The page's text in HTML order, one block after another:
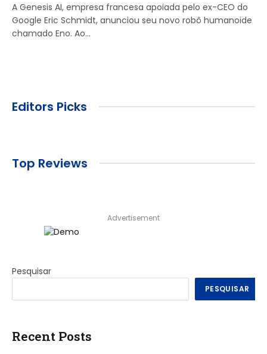
A Genesis AI, empresa francesa apoiada pelo ex-CEO do
Google Eric Schmidt, anunciou seu novo robô humanoide
chamado Eno. Ao…
Editors Picks
Top Reviews
Advertisement
Pesquisar
PESQUISAR
Recent Posts